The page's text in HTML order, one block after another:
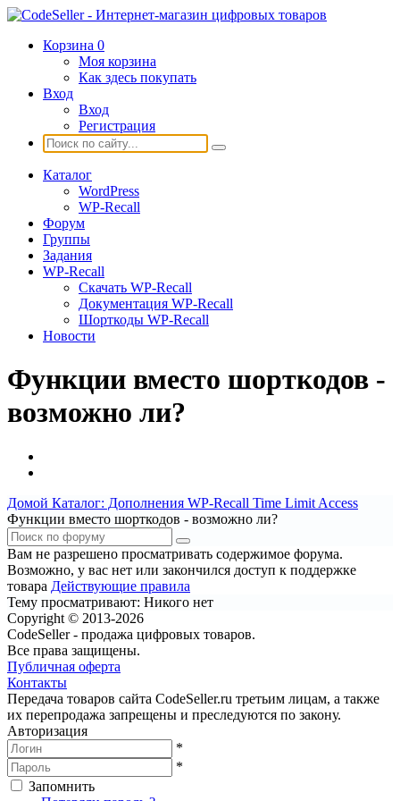
Корзина 0
Моя корзина
Как здесь покупать
Вход
Вход
Регистрация
Каталог
WordPress
WP-Recall
Форум
Группы
Задания
WP-Recall
Скачать WP-Recall
Документация WP-Recall
Шорткоды WP-Recall
Новости
Функции вместо шорткодов -
возможно ли?
Домой Каталог: Дополнения WP-Recall Time Limit Access
Функции вместо шорткодов - возможно ли?
Вам не разрешено просматривать содержимое форума.
Возможно, у вас нет или закончился доступ к поддержке
товара Действующие правила
Тему просматривают: Никого нет
Copyright © 2013-2026
CodeSeller - продажа цифровых товаров.
Все права защищены.
Публичная оферта
Контакты
Передача товаров сайта CodeSeller.ru третьим лицам, а также
их перепродажа запрещены и преследуются по закону.
Авторизация
*
*
Запомнить